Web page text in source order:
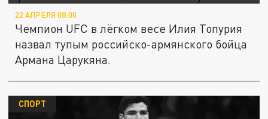
22 АПРЕЛЯ 08:00
Чемпион UFC в лёгком весе Илия Топурия
назвал тупым российско-армянского бойца
Армана Царукяна.
СПОРТ